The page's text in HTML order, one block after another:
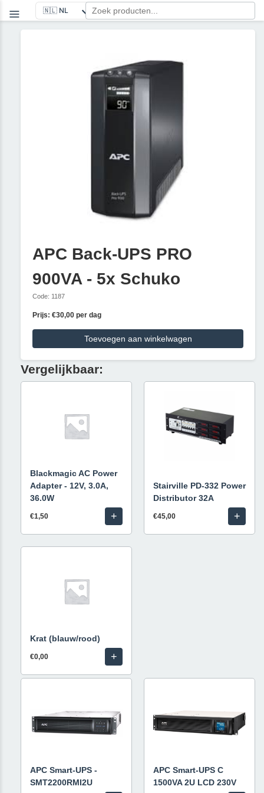
APC Back-UPS PRO
900VA - 5x Schuko
Code: 1187
Prijs: €30,00 per dag
Toevoegen aan winkelwagen
Vergelijkbaar:
Blackmagic AC Power
Adapter - 12V, 3.0A,
36.0W
€1,50 +
Stairville PD-332 Power
Distributor 32A
€45,00 +
Krat (blauw/rood)
€0,00 +
APC Smart-UPS -
SMT2200RMI2U
APC Smart-UPS C
1500VA 2U LCD 230V